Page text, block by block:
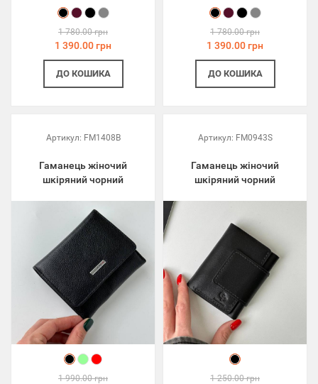
1 780.00 грн
1 390.00 грн
ДО КОШИКА
1 780.00 грн
1 390.00 грн
ДО КОШИКА
Артикул: FM1408B
Гаманець жіночий
шкіряний чорний
1 990.00 грн
Артикул: FM0943S
Гаманець жіночий
шкіряний чорний
1 250.00 грн